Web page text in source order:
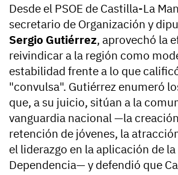
Desde el PSOE de Castilla-La
secretario de Organización y
Sergio Gutiérrez, aprovechó la
reivindicar a la región como
estabilidad frente a lo que
"convulsa". Gutiérrez enumeró
que, a su juicio, sitúan a la
vanguardia nacional —la
retención de jóvenes, la
el liderazgo en la aplicación de la
Dependencia— y defendió que